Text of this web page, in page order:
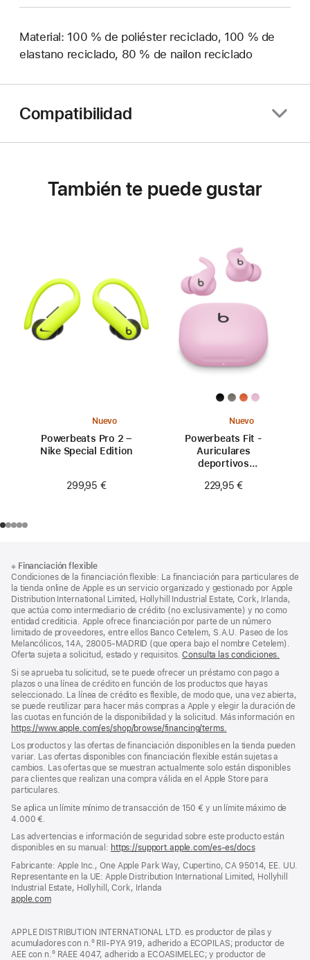
Material: 100 % de poliéster reciclado, 100 % de
elastano reciclado, 80 % de nailon reciclado
Compatibilidad
También te puede gustar
Nuevo
Powerbeats Pro 2 –
Nike Special Edition
299,95 €
Nuevo
Powerbeats Fit -
Auriculares
deportivos
ajuste seguro - Rosa
229,95 €
a
pie
de
página
al
pie
※ Financiación flexible
Condiciones de la financiación flexible: La financiación para particulares de
la tienda online de Apple es un servicio organizado y gestionado por Apple
Distribution International Limited, Hollyhill Industrial Estate, Cork, Irlanda,
que actúa como intermediario de crédito (no exclusivamente) y no como
entidad crediticia. Apple ofrece financiación por parte de un número
limitado de proveedores, entre ellos Banco Cetelem, S.A.U. Paseo de los
Melancólicos, 14A, 28005-MADRID (que opera bajo el nombre Cetelem).
Oferta sujeta a solicitud, estado y requisitos.Consulta las condiciones.
Si se aprueba tu solicitud, se te puede ofrecer un préstamo con pago a
plazos o una línea de crédito en función de los productos que hayas
seleccionado. La línea de crédito es flexible, de modo que, una vez abierta,
se puede reutilizar para hacer más compras a Apple y elegir la duración de
las cuotas en función de la disponibilidad y la solicitud. Más información en
https://www.apple.com/es/shop/browse/financing/terms.
Los productos y las ofertas de financiación disponibles en la tienda pueden
variar. Las ofertas disponibles con financiación flexible están sujetas a
cambios. Las ofertas que se muestran actualmente solo están disponibles
para clientes que realizan una compra válida en el Apple Store para
particulares.
Se aplica un límite mínimo de transacción de 150 € y un límite máximo de
4.000 €.
Las advertencias e información de seguridad sobre este producto están
disponibles en su manual: https://support.apple.com/es-es/docs(se
en
una
Fabricante: Apple Inc., One Apple Park Way, Cupertino, CA 95014, EE. UU.
Representante en la UE: Apple Distribution International Limited, Hollyhill
Industrial Estate, Hollyhill, Cork, Irlanda
apple.com(se
una
ventana
nueva)
APPLE DISTRIBUTION INTERNATIONAL LTD. es productor de pilas y
acumuladores con n.º RII-PYA 919, adherido a ECOPILAS; productor de
AEE con n.º RAEE 4047, adherido a ECOASIMELEC; y productor de